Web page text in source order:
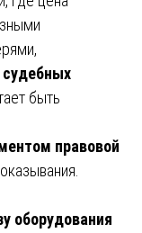
судебных
быть
правовой
оборудования